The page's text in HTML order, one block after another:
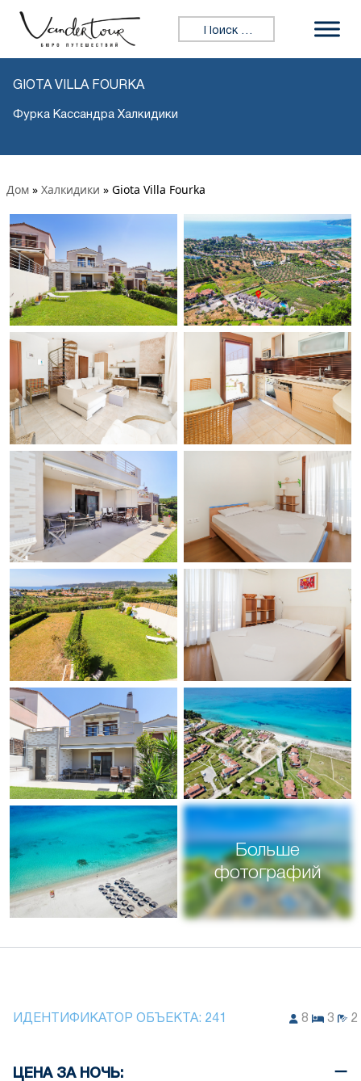
Искать:
GIOTA VILLA FOURKA
Фурка Кассандра Халкидики
Дом » Халкидики » Giota Villa Fourka
Больше
фотографий
ИДЕНТИФИКАТОР ОБЪЕКТА: 241 8 3 2
ЦЕНА ЗА НОЧЬ: